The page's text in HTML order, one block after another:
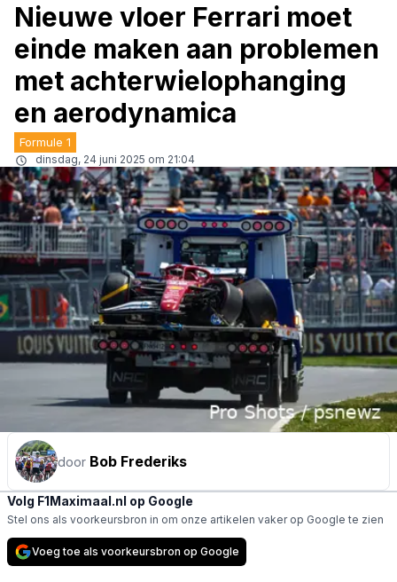
Nieuwe vloer Ferrari moet
einde maken aan problemen
met achterwielophanging
en aerodynamica
Formule 1
dinsdag, 24 juni 2025 om 21:04
door Bob Frederiks
Volg F1Maximaal.nl op Google
Stel ons als voorkeursbron in om onze artikelen vaker op Google te zien
Voeg toe als voorkeursbron op Google